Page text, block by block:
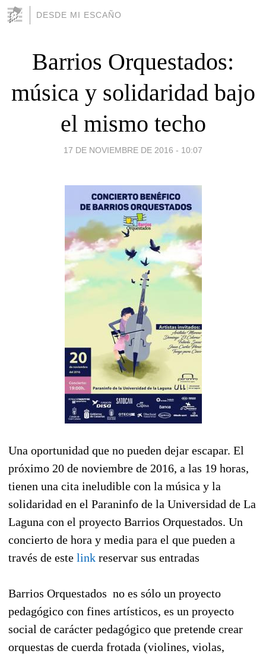
DESDE MI ESCAÑO
Barrios Orquestados:
música y solidaridad bajo
el mismo techo
17 DE NOVIEMBRE DE 2016 - 10:07
Una oportunidad que no pueden dejar escapar. El
próximo 20 de noviembre de 2016, a las 19 horas,
tienen una cita ineludible con la música y la
solidaridad en el Paraninfo de la Universidad de La
Laguna con el proyecto Barrios Orquestados. Un
concierto de hora y media para el que pueden a
través de este link reservar sus entradas
Barrios Orquestados no es sólo un proyecto
pedagógico con fines artísticos, es un proyecto
social de carácter pedagógico que pretende crear
orquestas de cuerda frotada (violines, violas,